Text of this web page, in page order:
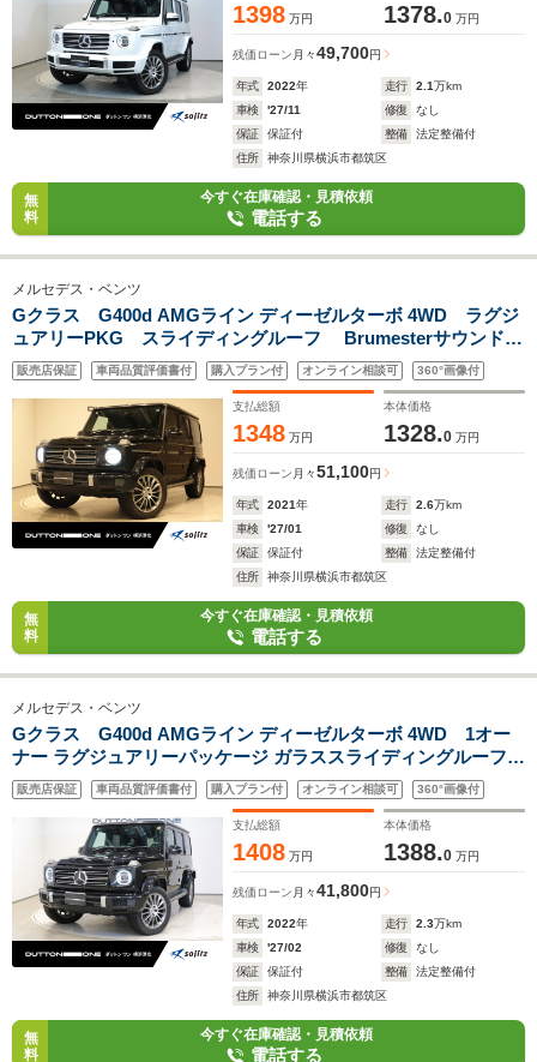
1398 万円 1378.0 万円
残価ローン 月々49,700円
年式 2022年 走行 2.1万km
車検
'27/11 修復
なし
保証
保証付 整備
法定整備付
住所
神奈川県横浜市都筑区
無
料
今すぐ在庫確認・見積依頼
電話する
メルセデス・ベンツ
Gクラス G400d AMGライン ディーゼルターボ 4WD ラグジ
ュアリーPKG スライディングルーフ Brumesterサウンド
レッドシートベルト シートヒーター メモリー付パワーシート
サラウンドビューカメラ レザーシート 360度カメラ パワ
販売店保証 車両品質評価書付 購入プラン付 オンライン相談可 360°画像付
支払総額
1348 万円
本体価格
1328.0 万円
残価ローン 月々51,100円
年式 2021年 走行 2.6万km
車検
'27/01 修復
なし
保証
保証付 整備
法定整備付
住所
神奈川県横浜市都筑区
無
料
今すぐ在庫確認・見積依頼
電話する
メルセデス・ベンツ
Gクラス G400d AMGライン ディーゼルターボ 4WD 1オー
ナー ラグジュアリーパッケージ ガラススライディングルーフ
Brumesterサウンド レーダーセーフティパッケージ アダプティ
ブダンピングシステム 20インチAW LEDヘッドライト ブラック
レザーシート 純正ナビ
販売店保証 車両品質評価書付 購入プラン付 オンライン相談可 360°画像付
支払総額
1408 万円
本体価格
1388.0 万円
残価ローン 月々41,800円
年式 2022年 走行 2.3万km
車検
'27/02 修復
なし
保証
保証付 整備
法定整備付
住所
神奈川県横浜市都筑区
無
料
今すぐ在庫確認・見積依頼
電話する